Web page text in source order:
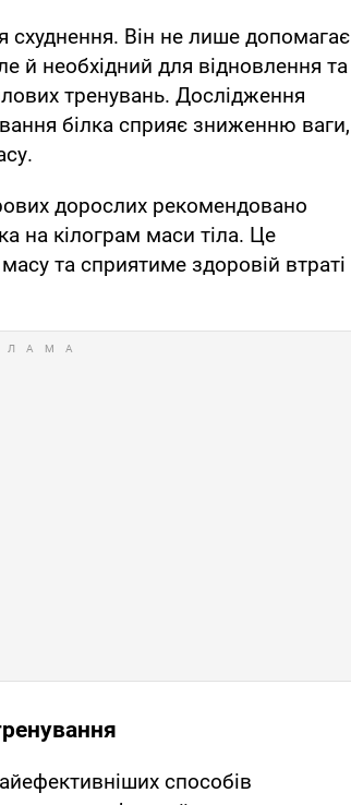
Він не лише допомагає
й необхідний для відновлення та
тренувань. Дослідження
білка сприяє зниженню ваги,
дорослих рекомендовано
на кілограм маси тіла. Це
та сприятиме здоровій втраті
способів